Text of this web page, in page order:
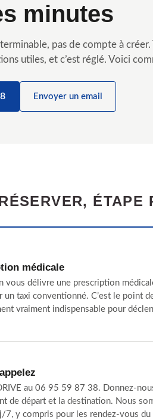
minutes
pas de compte à
utiles, et c’est réglé. Voici
Envoyer un email
ÉTAPE
médicale
vous délivre une prescription
un taxi conventionné. C’est le point
vraiment indispensable pour
au 06 95 59 87 38. Donnez-
de départ et la destination. Nous
7, y compris pour les rendez-vous du